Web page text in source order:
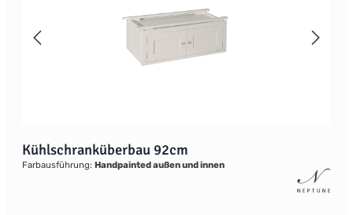
Kühlschranküberbau 92cm
Farbausführung: Handpainted außen und innen